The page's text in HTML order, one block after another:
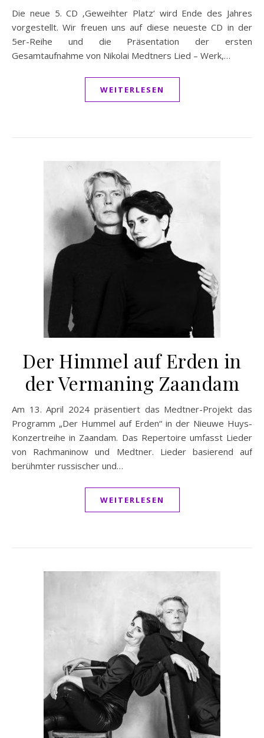
Die neue 5. CD ‚Geweihter Platz‘ wird Ende des Jahres
vorgestellt. Wir freuen uns auf diese neueste CD in der
5er-Reihe und die Präsentation der ersten
Gesamtaufnahme von Nikolai Medtners Lied – Werk,…
WEITERLESEN
Der Himmel auf Erden in
der Vermaning Zaandam
Am 13. April 2024 präsentiert das Medtner-Projekt das
Programm „Der Hummel auf Erden“ in der Nieuwe Huys-
Konzertreihe in Zaandam. Das Repertoire umfasst Lieder
von Rachmaninow und Medtner. Lieder basierend auf
berühmter russischer und…
WEITERLESEN